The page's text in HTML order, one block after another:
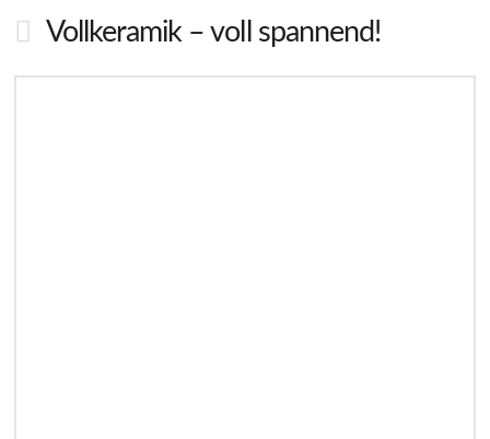
Vollkeramik – voll spannend!